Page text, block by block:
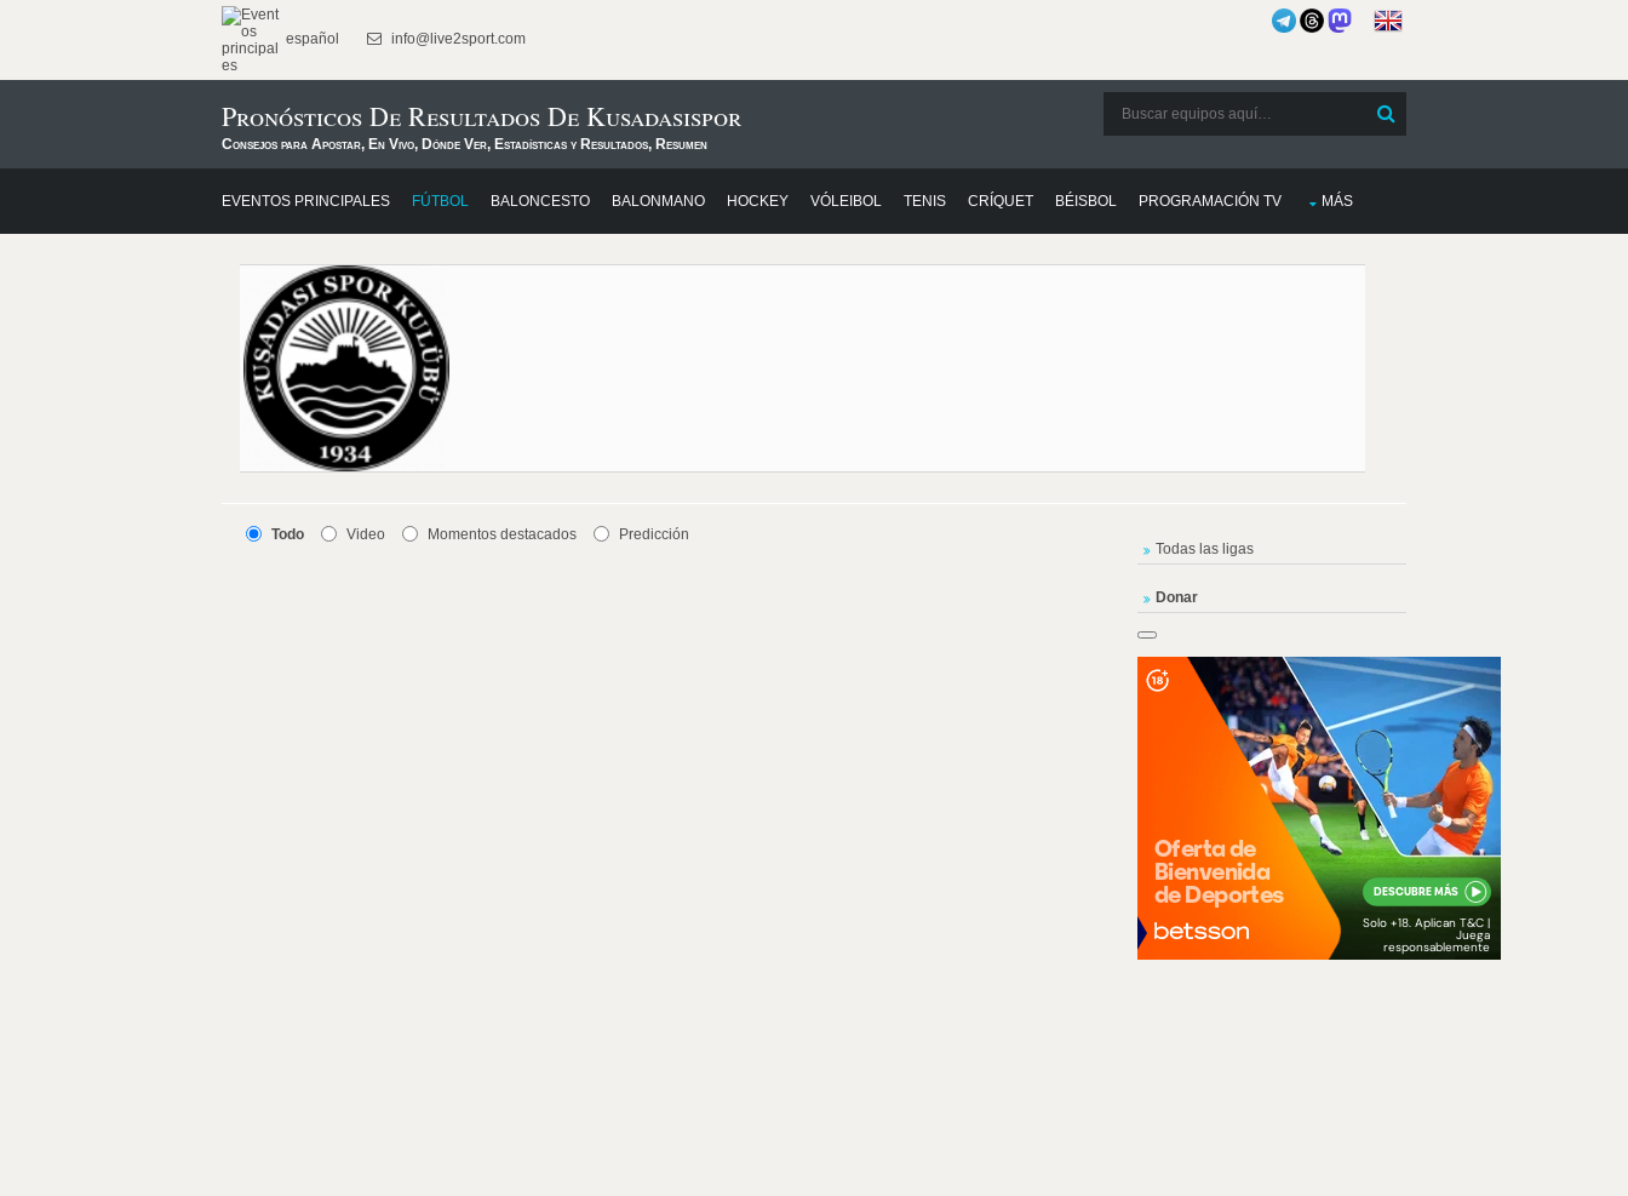
español info@live2sport.com
Pronósticos De Resultados De Kusadasispor
Consejos para Apostar, En Vivo, Dónde Ver, Estadísticas y Resultados, Resumen
EVENTOS PRINCIPALES FÚTBOL BALONCESTO BALONMANO HOCKEY VÓLEIBOL TENIS CRÍQUET BÉISBOL PROGRAMACIÓN TV MÁS
Todo Video Momentos destacados Predicción
Todas las ligas
Donar